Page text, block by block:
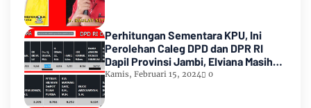
Perhitungan Sementara KPU, Ini
Perolehan Caleg DPD dan DPR RI
Dapil Provinsi Jambi, Elviana Masih
Urutan Kedua Teratas
Kamis, Februari 15, 2024 0